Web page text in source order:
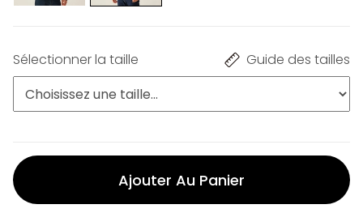
Sélectionner la taille Guide des tailles
Ajouter Au Panier